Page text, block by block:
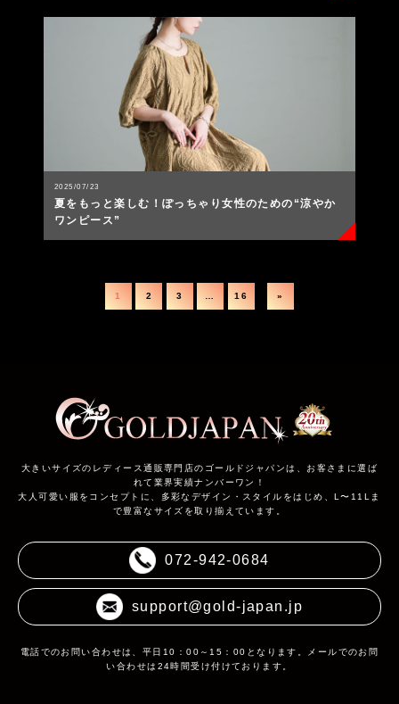
2025/07/23
夏をもっと楽しむ！ぽっちゃり女性のための“涼やか
ワンピース”
1 2 3 16 »
大きいサイズのレディース通販専門店のゴールドジャパンは、お客さまに選ば
れて業界実績ナンバーワン！
大人可愛い服をコンセプトに、多彩なデザイン・スタイルをはじめ、L〜11Lま
で豊富なサイズを取り揃えています。
072-942-0684
support@gold-japan.jp
電話でのお問い合わせは、平日10：00～15：00となります。メールでのお問
い合わせは24時間受け付けております。